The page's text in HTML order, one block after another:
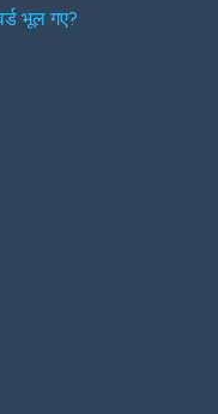
भूल गए?